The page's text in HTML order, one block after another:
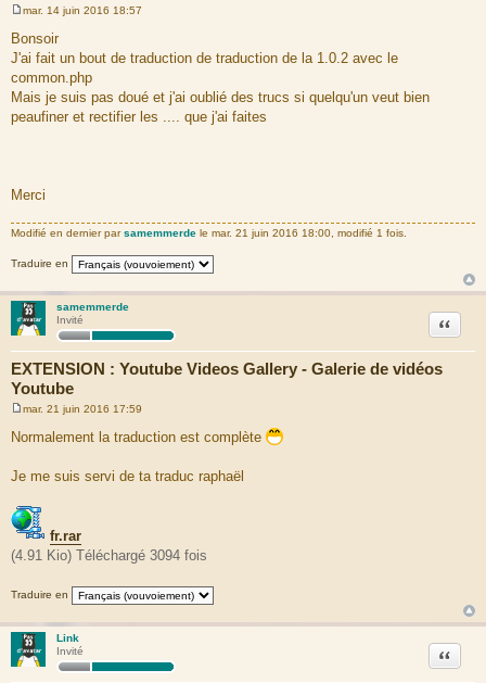
s
s
g
e
mar. 14 juin 2016 18:57
Bonsoir
J'ai fait un bout de traduction de traduction de la 1.0.2 avec le
common.php
Mais je suis pas doué et j'ai oublié des trucs si quelqu'un veut bien
peaufiner et rectifier les .... que j'ai faites
Merci
Modifié en dernier parsamemmerde le mar. 21 juin 2016 18:00, modifié 1 fois.
Traduire en
samemmerde
Invité
EXTENSION : Youtube Videos Gallery - Galerie de vidéos
Youtube
Citation
e
s
a
g
mar. 21 juin 2016 17:59
Normalement la traduction est complète
Je me suis servi de ta traduc raphaël
fr.rar
(4.91 Kio) Téléchargé 3094 fois
Traduire en
Link
Invité
Citation